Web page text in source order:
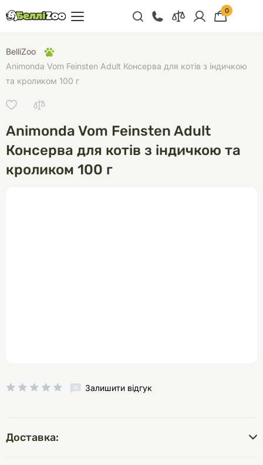
Відділ продажу
Відділ підтримки
+38 (068) 479 28
76
0
BelliZoo
Animonda Vom Feinsten Adult Консерва для котів з індичкою
та кроликом 100 г
Animonda Vom Feinsten Adult
Консерва для котів з індичкою та
кроликом 100 г
Залишити відгук
Доставка: